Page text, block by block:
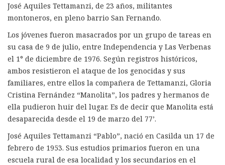
José Aquiles Tettamanzi, de 23 años, militantes
montoneros, en pleno barrio San Fernando.
Los jóvenes fueron masacrados por un grupo de tareas en
su casa de 9 de julio, entre Independencia y Las Verbenas
el 1° de diciembre de 1976. Según registros históricos,
ambos resistieron el ataque de los genocidas y sus
familiares, entre ellos la compañera de Tettamanzi, Gloria
Cristina Fernández “Manolita”, los padres y hermanos de
ella pudieron huir del lugar. Es de decir que Manolita está
desaparecida desde el 19 de marzo del 77’.
José Aquiles Tettamanzi “Pablo”, nació en Casilda un 17 de
febrero de 1953. Sus estudios primarios fueron en una
escuela rural de esa localidad y los secundarios en el